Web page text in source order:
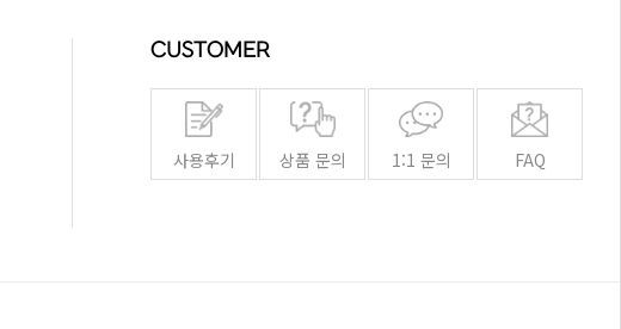
CUSTOMER
사용후기 상품 문의 1:1 문의 FAQ